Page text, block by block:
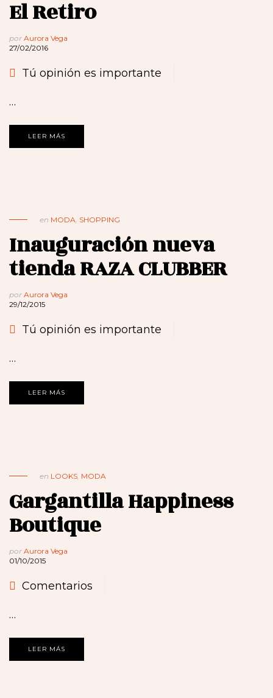
El Retiro
por Aurora Vega
27/02/2016
Tú opinión es importante
…
LEER MÁS
en MODA, SHOPPING
Inauguración nueva
tienda RAZA CLUBBER
por Aurora Vega
29/12/2015
Tú opinión es importante
…
LEER MÁS
en LOOKS, MODA
Gargantilla Happiness
Boutique
por Aurora Vega
01/10/2015
Comentarios
…
LEER MÁS